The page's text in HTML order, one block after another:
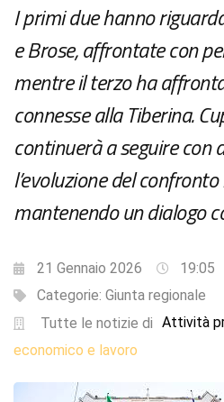
I primi due hanno
e Brose, affrontate con
mentre il terzo ha
connesse alla Tiberina.
continuerà a seguire con
l’evoluzione del
mantenendo un dialogo
21 Gennaio 2026
19:05
Categorie: Giunta regionale
Tutte le notizie di Attività
economico e lavoro